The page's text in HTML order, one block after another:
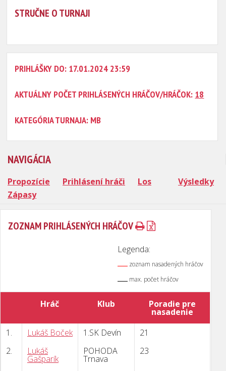
STRUČNE O TURNAJI
PRIHLÁŠKY DO: 17.01.2024 23:59
AKTUÁLNY POČET PRIHLÁSENÝCH HRÁČOV/HRÁČOK: 18
KATEGÓRIA TURNAJA: MB
NAVIGÁCIA
Propozície Prihlásení hráči Los
Výsledky
Zápasy
ZOZNAM PRIHLÁSENÝCH HRÁČOV
Legenda:
zoznam nasadených hráčov
max. počet hráčov
Hráč Klub Poradie pre
nasadenie
1.
Lukáš Boček 1.SK Devín
21
2.
Lukáš
Gašparík
POHODA
Trnava
23